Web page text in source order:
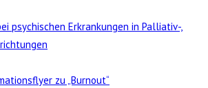
psychischen Erkrankungen in Palliativ-,
zu „Burnout“